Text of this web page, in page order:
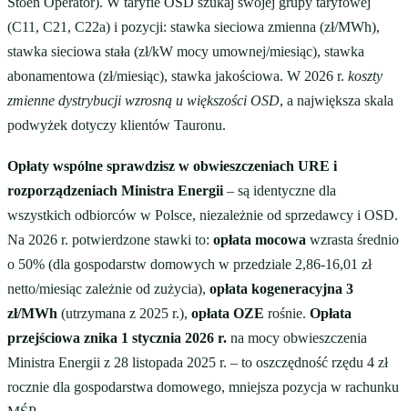
(C11, C21, C22a) i pozycji: stawka sieciowa zmienna (zł/MWh),
stawka sieciowa stała (zł/kW mocy umownej/miesiąc), stawka
abonamentowa (zł/miesiąc), stawka jakościowa. W 2026 r. koszty
zmienne dystrybucji wzrosną u większości OSD, a największa skala
podwyżek dotyczy klientów Tauronu.
Opłaty wspólne sprawdzisz w obwieszczeniach URE i
rozporządzeniach Ministra Energii – są identyczne dla
wszystkich odbiorców w Polsce, niezależnie od sprzedawcy i OSD.
Na 2026 r. potwierdzone stawki to: opłata mocowa wzrasta średnio
o 50% (dla gospodarstw domowych w przedziale 2,86-16,01 zł
netto/miesiąc zależnie od zużycia), opłata kogeneracyjna 3
zł/MWh (utrzymana z 2025 r.), opłata OZE rośnie. Opłata
przejściowa znika 1 stycznia 2026 r. na mocy obwieszczenia
Ministra Energii z 28 listopada 2025 r. – to oszczędność rzędu 4 zł
rocznie dla gospodarstwa domowego, mniejsza pozycja w rachunku